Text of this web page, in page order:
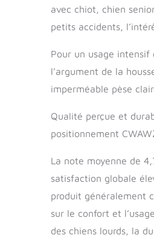
avec chiot, chien
petits accidents,
Pour un usage
l’argument de la
imperméable pèse
Qualité perçue et
positionnement
La note moyenne de
satisfaction globale
produit généralement
sur le confort et
des chiens lourds, la